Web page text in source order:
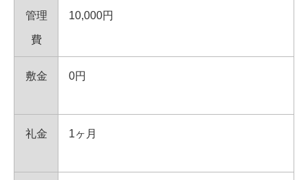
管理
費
10,000円
敷金 0円
礼金 1ヶ月